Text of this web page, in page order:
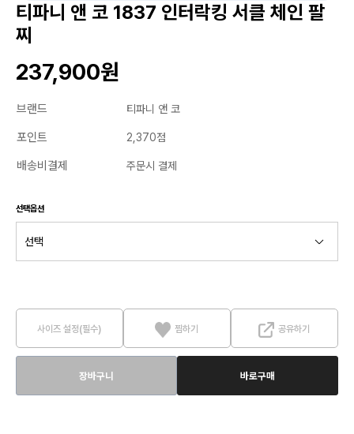
티파니 앤 코 1837 인터락킹 서클 체인 팔
찌
237,900원
브랜드 티파니 앤 코
포인트 2,370점
배송비결제 주문시 결제
선택옵션
사이즈 설정(필수) 찜하기 공유하기
장바구니 바로구매